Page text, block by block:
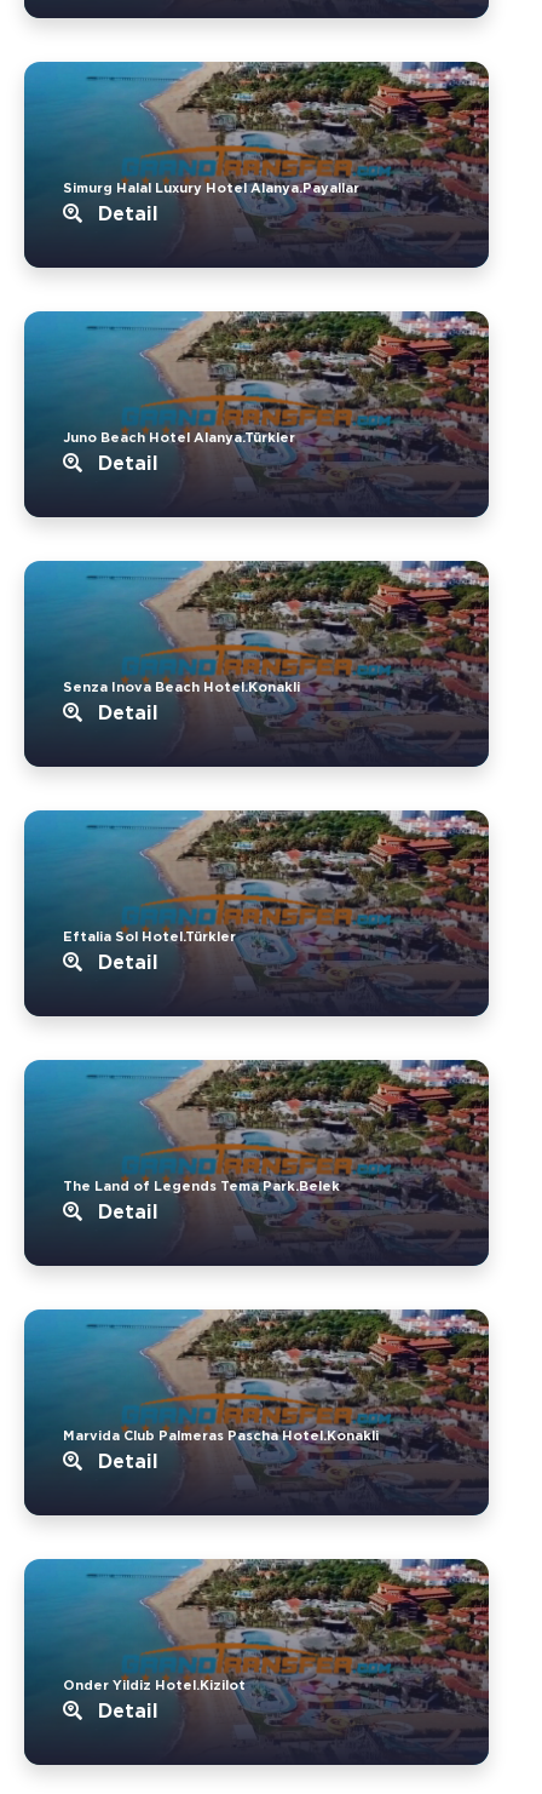
Simurg Halal Luxury Hotel Alanya.Payallar
Detail
Juno Beach Hotel Alanya.Türkler
Detail
Senza Inova Beach Hotel.Konakli
Detail
Eftalia Sol Hotel.Türkler
Detail
The Land of Legends Tema Park.Belek
Detail
Marvida Club Palmeras Pascha Hotel.Konakli
Detail
Onder Yildiz Hotel.Kizilot
Detail